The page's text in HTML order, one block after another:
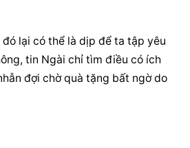
lại có thể là dịp để ta tập yêu
tin Ngài chỉ tìm điều có ích
đợi chờ quà tặng bất ngờ do